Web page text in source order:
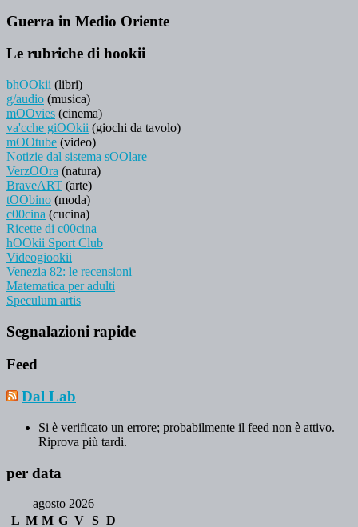
Guerra in Medio Oriente
Le rubriche di hookii
bhOOkii (libri)
g/audio (musica)
mOOvies (cinema)
va'cche giOOkii (giochi da tavolo)
mOOtube (video)
Notizie dal sistema sOOlare
VerzOOra (natura)
BraveART (arte)
tOObino (moda)
c00cina (cucina)
Ricette di c00cina
hOOkii Sport Club
Videogiookii
Venezia 82: le recensioni
Matematica per adulti
Speculum artis
Segnalazioni rapide
Feed
Dal Lab
Si è verificato un errore; probabilmente il feed non è attivo.
Riprova più tardi.
per data
agosto 2026
L M M G V S D